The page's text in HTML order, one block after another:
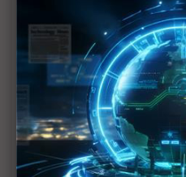
評析：NVIDIA ASIC大計
服？
威剛、群聯首登NVIDIA
美超微台上催出貨 黃仁
高通主題演講有哪些玄機
受矚